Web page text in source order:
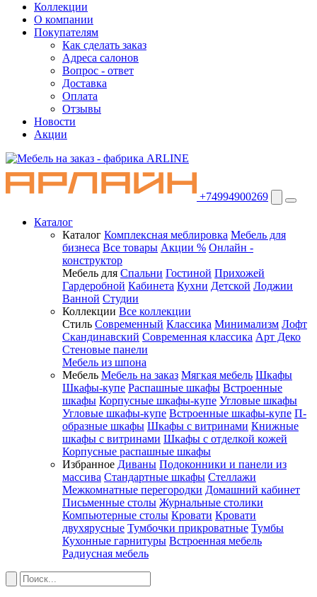
Коллекции
О компании
Покупателям
Как сделать заказ
Адреса салонов
Вопрос - ответ
Доставка
Оплата
Отзывы
Новости
Акции
+74994900269
Каталог
Каталог Комплексная меблировка Мебель для
бизнеса Все товары Акции % Онлайн -
конструктор
Мебель для Спальни Гостиной Прихожей
Гардеробной Кабинета Кухни Детской Лоджии
Ванной Студии
Коллекции Все коллекции
Стиль Современный Классика Минимализм Лофт
Скандинавский Современная классика Арт Деко
Стеновые панели
Мебель из шпона
Мебель Мебель на заказ Мягкая мебель Шкафы
Шкафы-купе Распашные шкафы Встроенные
шкафы Корпусные шкафы-купе Угловые шкафы
Угловые шкафы-купе Встроенные шкафы-купе П-
образные шкафы Шкафы с витринами Книжные
шкафы с витринами Шкафы c отделкой кожей
Корпусные распашные шкафы
Избранное Диваны Подоконники и панели из
массива Стандартные шкафы Стеллажи
Межкомнатные перегородки Домашний кабинет
Письменные столы Журнальные столики
Компьютерные столы Кровати Кровати
двухярусные Тумбочки прикроватные Тумбы
Кухонные гарнитуры Встроенная мебель
Радиусная мебель